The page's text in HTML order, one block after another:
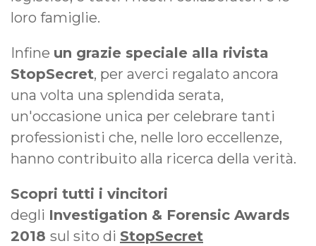
loro famiglie.
Infine un grazie speciale alla rivista
StopSecret, per averci regalato ancora
una volta una splendida serata,
un'occasione unica per celebrare tanti
professionisti che, nelle loro eccellenze,
hanno contribuito alla ricerca della verità.
Scopri tutti i vincitori
degli Investigation & Forensic Awards
2018 sul sito di StopSecret